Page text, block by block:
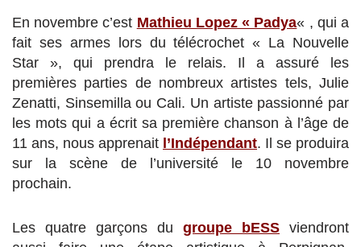
En novembre c’est Mathieu Lopez « Padya« , qui a
fait ses armes lors du télécrochet « La Nouvelle
Star », qui prendra le relais. Il a assuré les
premières parties de nombreux artistes tels, Julie
Zenatti, Sinsemilla ou Cali. Un artiste passionné par
les mots qui a écrit sa première chanson à l’âge de
11 ans, nous apprenait l’Indépendant. Il se produira
sur la scène de l’université le 10 novembre
prochain.
Les quatre garçons du groupe bESS viendront